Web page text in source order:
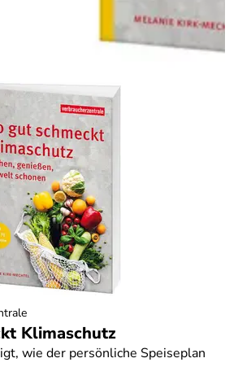
Klimaschutz
wie der persönliche Speiseplan